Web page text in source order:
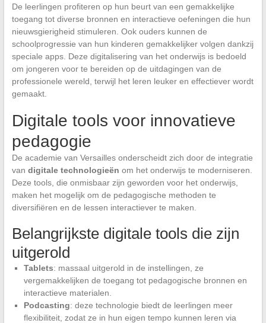
De leerlingen profiteren op hun beurt van een gemakkelijke
toegang tot diverse bronnen en interactieve oefeningen die hun
nieuwsgierigheid stimuleren. Ook ouders kunnen de
schoolprogressie van hun kinderen gemakkelijker volgen dankzij
speciale apps. Deze digitalisering van het onderwijs is bedoeld
om jongeren voor te bereiden op de uitdagingen van de
professionele wereld, terwijl het leren leuker en effectiever wordt
gemaakt.
Digitale tools voor innovatieve
pedagogie
De academie van Versailles onderscheidt zich door de integratie
van digitale technologieën om het onderwijs te moderniseren.
Deze tools, die onmisbaar zijn geworden voor het onderwijs,
maken het mogelijk om de pedagogische methoden te
diversifiëren en de lessen interactiever te maken.
Belangrijkste digitale tools die zijn
uitgerold
Tablets: massaal uitgerold in de instellingen, ze
vergemakkelijken de toegang tot pedagogische bronnen en
interactieve materialen.
Podcasting: deze technologie biedt de leerlingen meer
flexibiliteit, zodat ze in hun eigen tempo kunnen leren via